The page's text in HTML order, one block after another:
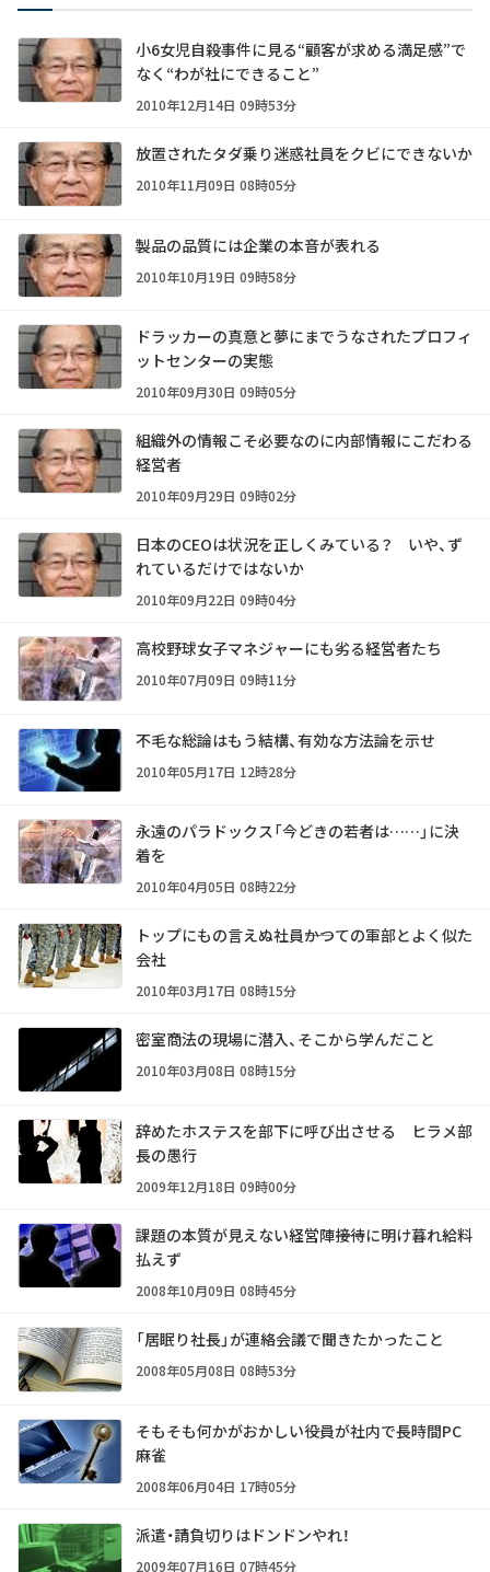
小6女児自殺事件に見る“顧客が求める満足感”で
なく“わが社にできること”
2010年12月14日 09時53分
放置されたタダ乗り迷惑社員をクビにできないか
2010年11月09日 08時05分
製品の品質には企業の本音が表れる
2010年10月19日 09時58分
ドラッカーの真意と夢にまでうなされたプロフィ
ットセンターの実態
2010年09月30日 09時05分
組織外の情報こそ必要なのに内部情報にこだわる
経営者
2010年09月29日 09時02分
日本のCEOは状況を正しくみている？ いや、ず
れているだけではないか
2010年09月22日 09時04分
高校野球女子マネジャーにも劣る経営者たち
2010年07月09日 09時11分
不毛な総論はもう結構、有効な方法論を示せ
2010年05月17日 12時28分
永遠のパラドックス「今どきの若者は……」に決
着を
2010年04月05日 08時22分
トップにもの言えぬ社員――かつての軍部とよく似た
会社
2010年03月17日 08時15分
密室商法の現場に潜入、そこから学んだこと
2010年03月08日 08時15分
辞めたホステスを部下に呼び出させる ヒラメ部
長の愚行
2009年12月18日 09時00分
課題の本質が見えない経営陣――接待に明け暮れ給料
払えず
2008年10月09日 08時45分
「居眠り社長」が連絡会議で聞きたかったこと
2008年05月08日 08時53分
そもそも何かがおかしい――役員が社内で長時間PC
麻雀
2008年06月04日 17時05分
派遣・請負切りはドンドンやれ！
2009年07月16日 07時45分